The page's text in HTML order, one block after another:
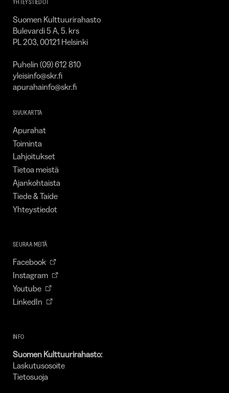
YHTEYSTIEDOT
Suomen Kulttuurirahasto
Bulevardi 5 A, 5. krs
PL 203, 00121 Helsinki
Puhelin (09) 612 810
yleisinfo@skr.fi
apurahainfo@skr.fi
SIVUKARTTA
Apurahat
Toiminta
Lahjoitukset
Tietoa meistä
Ajankohtaista
Tiede & Taide
Yhteystiedot
SEURAA MEITÄ
Facebook
Instagram
Youtube
LinkedIn
INFO
Suomen Kulttuurirahasto:
Laskutusosoite
Tietosuoja